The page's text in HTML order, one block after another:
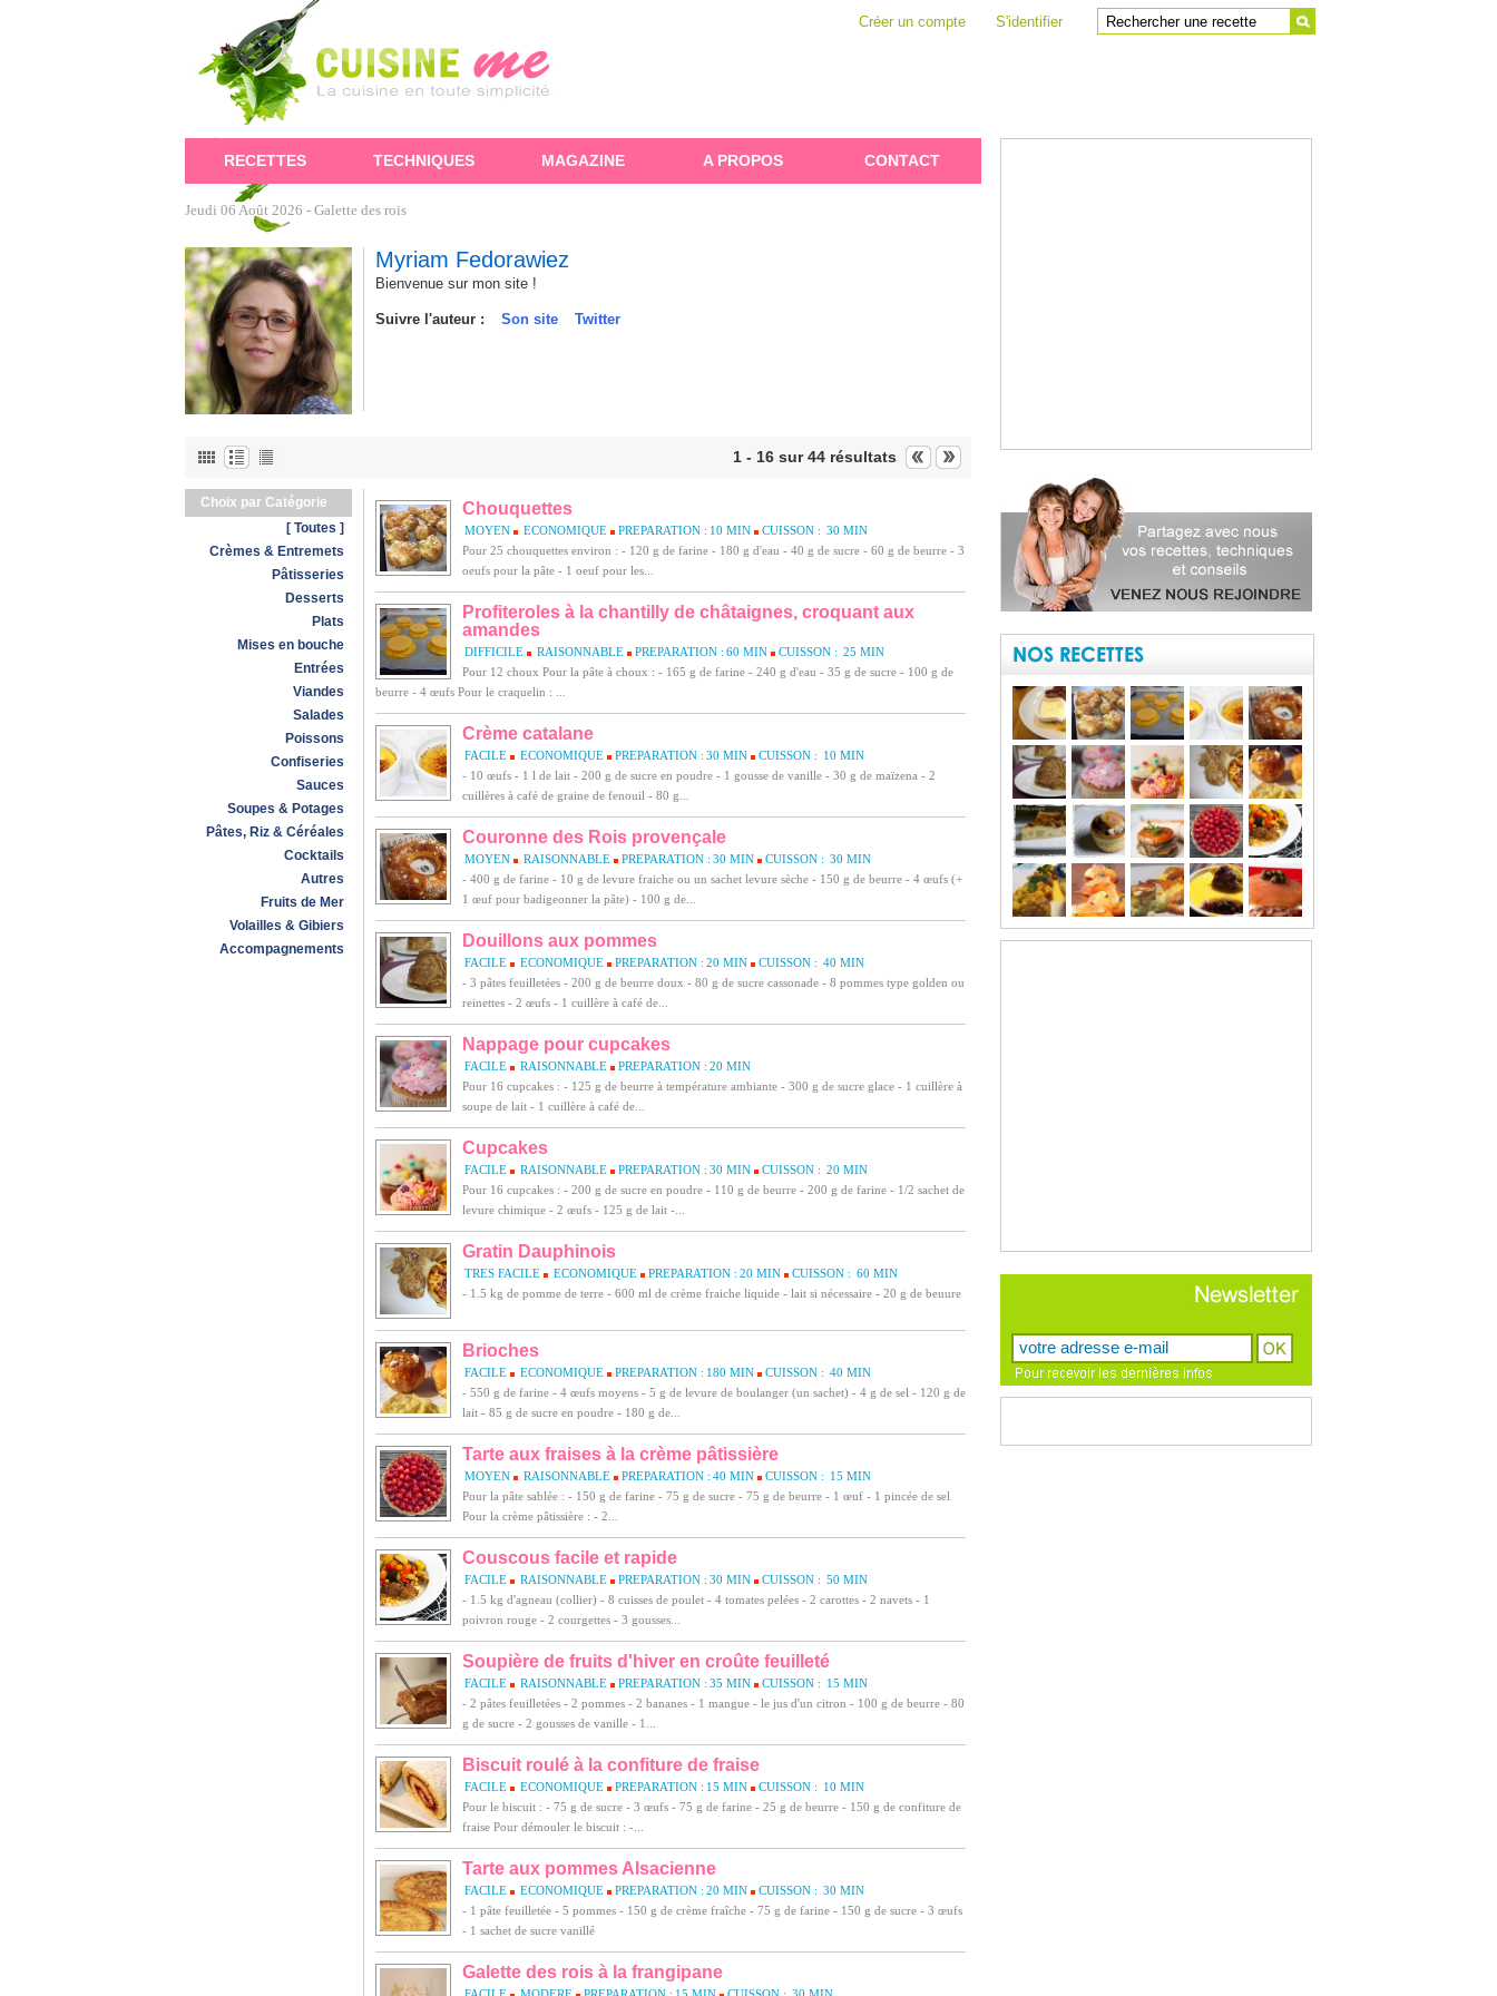
Créer un compte S'identifier
RECETTES TECHNIQUES MAGAZINE A PROPOS CONTACT
Jeudi 06 Août 2026 - Galette des rois
Myriam Fedorawiez
Bienvenue sur mon site !
Suivre l'auteur : Son site Twitter
1 - 16 sur44 résultats
Choix par Catégorie
[ Toutes ]
Crèmes & Entremets
Pâtisseries
Desserts
Plats
Mises en bouche
Entrées
Viandes
Salades
Poissons
Confiseries
Sauces
Soupes & Potages
Pâtes, Riz & Céréales
Cocktails
Autres
Fruits de Mer
Volailles & Gibiers
Accompagnements
Chouquettes
MOYEN ECONOMIQUE PREPARATION : 10 MIN CUISSON : 30 MIN
Pour 25 chouquettes environ : - 120 g de farine - 180 g d'eau - 40 g de sucre - 60 g de beurre - 3
oeufs pour la pâte - 1 oeuf pour les...
Profiteroles à la chantilly de châtaignes, croquant aux
amandes
DIFFICILE RAISONNABLE PREPARATION : 60 MIN CUISSON : 25 MIN
Pour 12 choux Pour la pâte à choux : - 165 g de farine - 240 g d'eau - 35 g de sucre - 100 g de
beurre - 4 œufs Pour le craquelin : ...
Crème catalane
FACILE ECONOMIQUE PREPARATION : 30 MIN CUISSON : 10 MIN
- 10 œufs - 1 l de lait - 200 g de sucre en poudre - 1 gousse de vanille - 30 g de maïzena - 2
cuillères à café de graine de fenouil - 80 g...
Couronne des Rois provençale
MOYEN RAISONNABLE PREPARATION : 30 MIN CUISSON : 30 MIN
- 400 g de farine - 10 g de levure fraiche ou un sachet levure sèche - 150 g de beurre - 4 œufs (+
1 œuf pour badigeonner la pâte) - 100 g de...
Douillons aux pommes
FACILE ECONOMIQUE PREPARATION : 20 MIN CUISSON : 40 MIN
- 3 pâtes feuilletées - 200 g de beurre doux - 80 g de sucre cassonade - 8 pommes type golden ou
reinettes - 2 œufs - 1 cuillère à café de...
Nappage pour cupcakes
FACILE RAISONNABLE PREPARATION : 20 MIN
Pour 16 cupcakes : - 125 g de beurre à température ambiante - 300 g de sucre glace - 1 cuillère à
soupe de lait - 1 cuillère à café de...
Cupcakes
FACILE RAISONNABLE PREPARATION : 30 MIN CUISSON : 20 MIN
Pour 16 cupcakes : - 200 g de sucre en poudre - 110 g de beurre - 200 g de farine - 1/2 sachet de
levure chimique - 2 œufs - 125 g de lait -...
Gratin Dauphinois
TRES FACILE ECONOMIQUE PREPARATION : 20 MIN CUISSON : 60 MIN
- 1.5 kg de pomme de terre - 600 ml de crème fraiche liquide - lait si nécessaire - 20 g de beuure
Brioches
FACILE ECONOMIQUE PREPARATION : 180 MIN CUISSON : 40 MIN
- 550 g de farine - 4 œufs moyens - 5 g de levure de boulanger (un sachet) - 4 g de sel - 120 g de
lait - 85 g de sucre en poudre - 180 g de...
Tarte aux fraises à la crème pâtissière
MOYEN RAISONNABLE PREPARATION : 40 MIN CUISSON : 15 MIN
Pour la pâte sablée : - 150 g de farine - 75 g de sucre - 75 g de beurre - 1 œuf - 1 pincée de sel
Pour la crème pâtissière : - 2...
Couscous facile et rapide
FACILE RAISONNABLE PREPARATION : 30 MIN CUISSON : 50 MIN
- 1.5 kg d'agneau (collier) - 8 cuisses de poulet - 4 tomates pelées - 2 carottes - 2 navets - 1
poivron rouge - 2 courgettes - 3 gousses...
Soupière de fruits d'hiver en croûte feuilleté
FACILE RAISONNABLE PREPARATION : 35 MIN CUISSON : 15 MIN
- 2 pâtes feuilletées - 2 pommes - 2 bananes - 1 mangue - le jus d'un citron - 100 g de beurre - 80
g de sucre - 2 gousses de vanille - 1...
Biscuit roulé à la confiture de fraise
FACILE ECONOMIQUE PREPARATION : 15 MIN CUISSON : 10 MIN
Pour le biscuit : - 75 g de sucre - 3 œufs - 75 g de farine - 25 g de beurre - 150 g de confiture de
fraise Pour démouler le biscuit : -...
Tarte aux pommes Alsacienne
FACILE ECONOMIQUE PREPARATION : 20 MIN CUISSON : 30 MIN
- 1 pâte feuilletée - 5 pommes - 150 g de crème fraîche - 75 g de farine - 150 g de sucre - 3 œufs
- 1 sachet de sucre vanillé
Galette des rois à la frangipane